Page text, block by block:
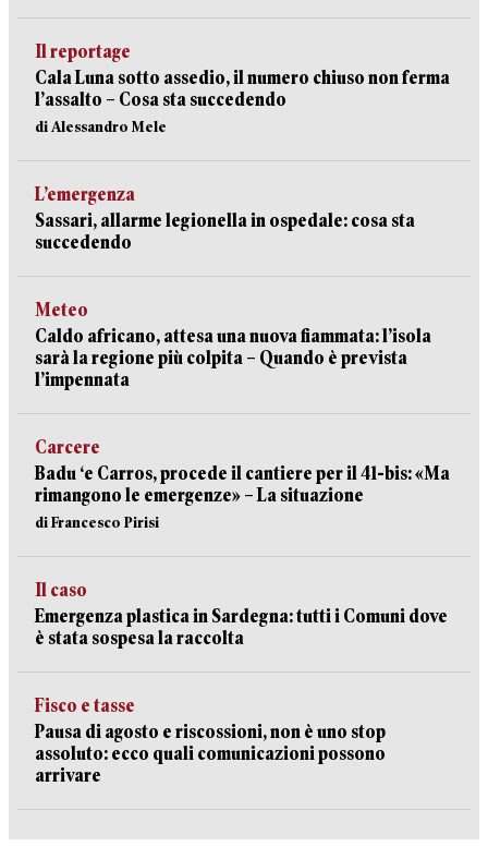
Il reportage
Cala Luna sotto assedio, il numero chiuso non ferma
l’assalto – Cosa sta succedendo
di Alessandro Mele
L’emergenza
Sassari, allarme legionella in ospedale: cosa sta
succedendo
Meteo
Caldo africano, attesa una nuova fiammata: l’isola
sarà la regione più colpita – Quando è prevista
l’impennata
Carcere
Badu ‘e Carros, procede il cantiere per il 41-bis: «Ma
rimangono le emergenze» – La situazione
di Francesco Pirisi
Il caso
Emergenza plastica in Sardegna: tutti i Comuni dove
è stata sospesa la raccolta
Fisco e tasse
Pausa di agosto e riscossioni, non è uno stop
assoluto: ecco quali comunicazioni possono
arrivare